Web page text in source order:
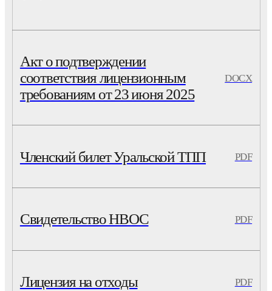
Акт о подтверждении
соответствия лицензионным
требованиям от 23 июня 2025
DOCX
Членский билет Уральской ТПП PDF
Свидетельство НВОС PDF
Лицензия на отходы PDF